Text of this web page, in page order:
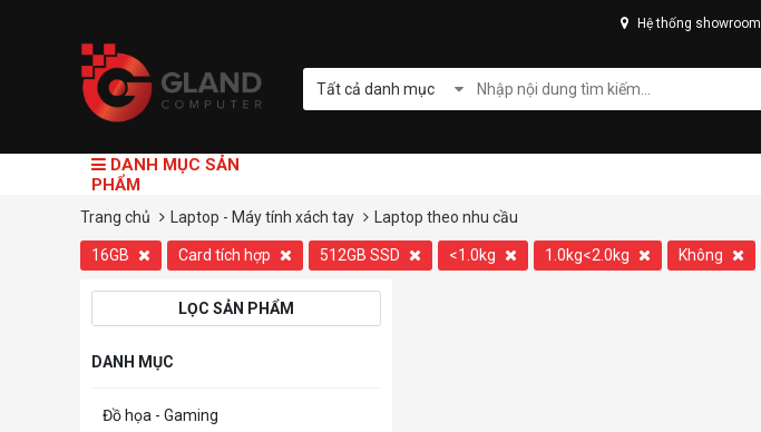
Hệ thống showroom
Tất cả danh mục
DANH MỤC SẢN
PHẨM
Trang chủ Laptop - Máy tính xách tay Laptop theo nhu cầu
16GB Card tích hợp 512GB SSD <1.0kg 1.0kg<2.0kg Không
LỌC SẢN PHẨM
DANH MỤC
Đồ họa - Gaming